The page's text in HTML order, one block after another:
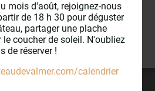
mois d'août, rejoignez-nous
de 18 h 30 pour déguster
partager une plache
le coucher de soleil. N'oubliez
de réserver !
calendrier